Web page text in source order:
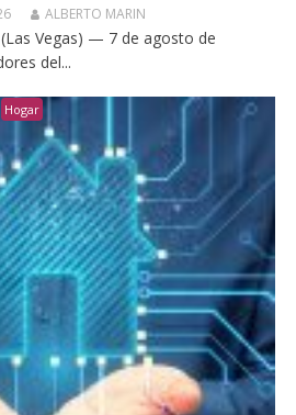
ALBERTO MARIN
Vegas) — 7 de agosto de
del...
Hogar